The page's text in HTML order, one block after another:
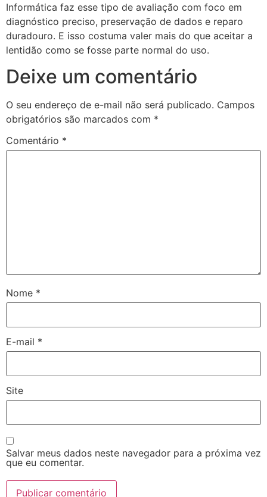
Informática faz esse tipo de avaliação com foco em
diagnóstico preciso, preservação de dados e reparo
duradouro. E isso costuma valer mais do que aceitar a
lentidão como se fosse parte normal do uso.
Deixe um comentário
O seu endereço de e-mail não será publicado. Campos
obrigatórios são marcados com *
Comentário *
Nome *
E-mail *
Site
Salvar meus dados neste navegador para a próxima vez
que eu comentar.